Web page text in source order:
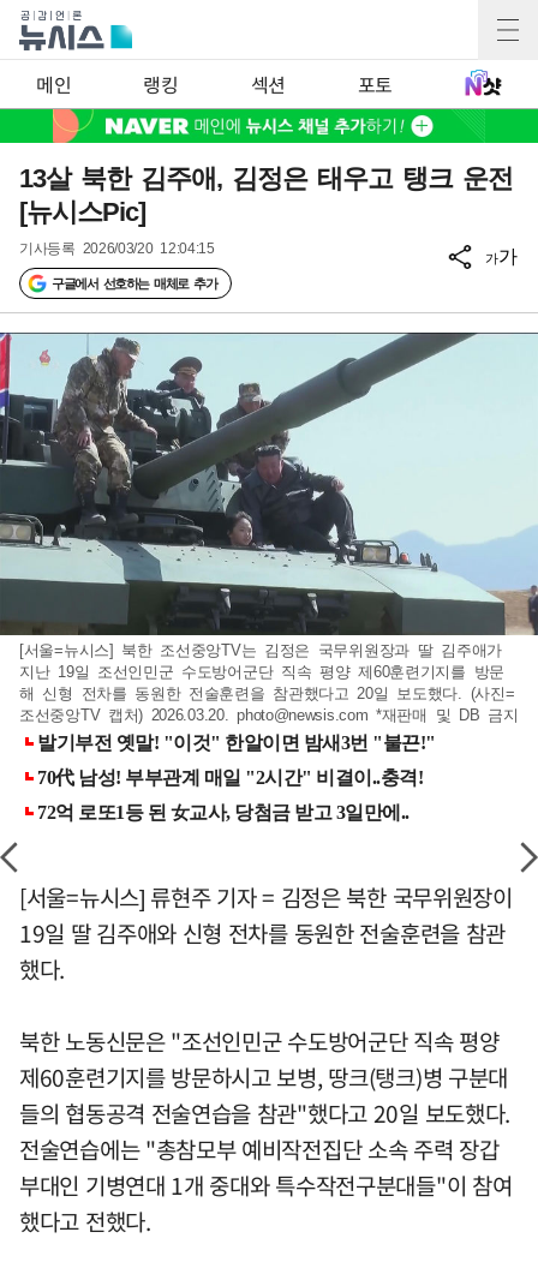
메인 랭킹 섹션 포토
13살 북한 김주애, 김정은 태우고 탱크 운전
[뉴시스Pic]
기사등록 2026/03/20 12:04:15
구글에서 선호하는 매체로 추가
가가
[서울=뉴시스] 북한 조선중앙TV는 김정은 국무위원장과 딸 김주애가
지난 19일 조선인민군 수도방어군단 직속 평양 제60훈련기지를 방문
해 신형 전차를 동원한 전술훈련을 참관했다고 20일 보도했다. (사진=
조선중앙TV 캡처) 2026.03.20.photo@newsis.com *재판매 및 DB 금지
[서울=뉴시스] 류현주 기자 = 김정은 북한 국무위원장이
19일 딸 김주애와 신형 전차를 동원한 전술훈련을 참관
했다.
북한 노동신문은 "조선인민군 수도방어군단 직속 평양
제60훈련기지를 방문하시고 보병, 땅크(탱크)병 구분대
들의 협동공격 전술연습을 참관"했다고 20일 보도했다.
전술연습에는 "총참모부 예비작전집단 소속 주력 장갑
부대인 기병연대 1개 중대와 특수작전구분대들"이 참여
했다고 전했다.